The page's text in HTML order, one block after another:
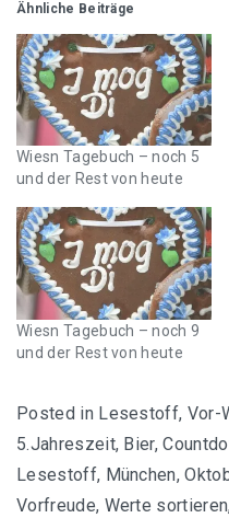
Ähnliche Beiträge
Wiesn Tagebuch – noch 5
und der Rest von heute
Wiesn Tagebuch – noch 9
und der Rest von heute
Posted in Lesestoff, Vor-
5.Jahreszeit, Bier,
Lesestoff, München,
Vorfreude, Werte sortieren